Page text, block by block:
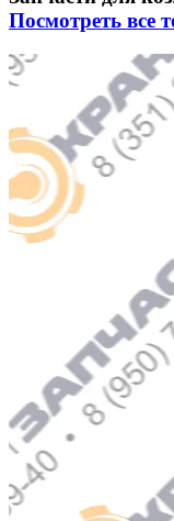
Посмотреть все